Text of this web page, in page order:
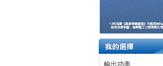
輸出功率